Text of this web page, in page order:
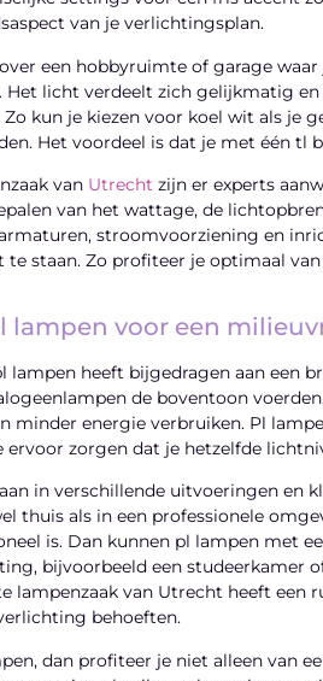
van je verlichtingsplan.
een hobbyruimte of garage
Het licht verdeelt zich gelijkmatig
kun je kiezen voor koel wit als je
Het voordeel is dat je met één tl
van Utrecht zijn er experts
van het wattage, de
stroomvoorziening en
te staan. Zo profiteer je optimaal
lampen voor een
lampen heeft bijgedragen aan een
de boventoon
minder energie verbruiken. Pl
ervoor zorgen dat je hetzelfde
in verschillende uitvoeringen en
thuis als in een professionele
is. Dan kunnen pl lampen met
bijvoorbeeld een studeerkamer
lampenzaak van Utrecht heeft een
behoeften.
dan profiteer je niet alleen van